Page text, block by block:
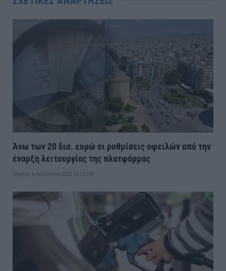
Άνω των 20 δισ. ευρώ οι ρυθμίσεις οφειλών από την
έναρξη λειτουργίας της πλατφόρμας
Πέμπτη, 6 Αυγούστου 2026 10:13 ΠΜ